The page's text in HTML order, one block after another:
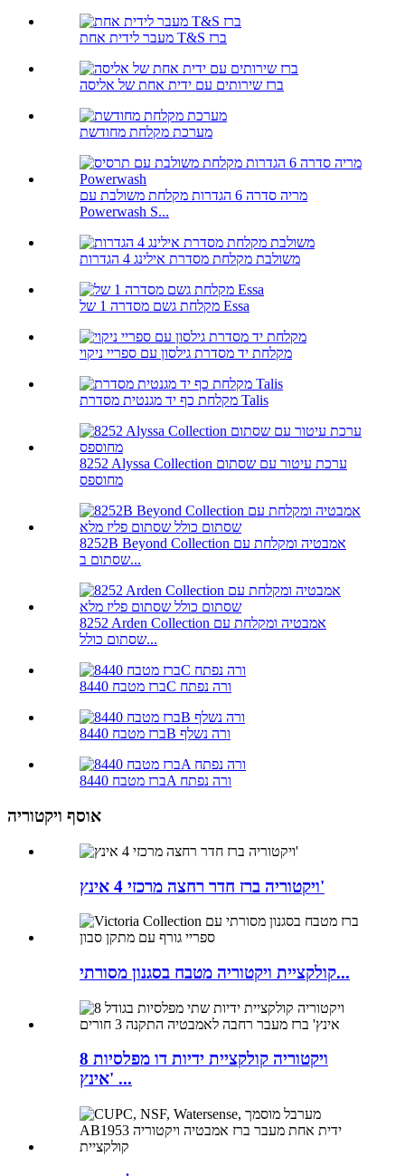
מעבר לידית אחת T&S ברז
ברז שירותים עם ידית אחת של אליסה
מערכת מקלחת מחודשת
מריה סדרה 6 הגדרות מקלחת משולבת עם
Powerwash S...
משולבת מקלחת מסדרת אילינג 4 הגדרות
מקלחת גשם מסדרה 1 של Essa
מקלחת יד מסדרת גילסון עם ספריי ניקוי
מקלחת כף יד מגנטית מסדרת Talis
8252 Alyssa Collection ערכת עיטור עם שסתום
מחוספס
8252B Beyond Collection אמבטיה ומקלחת עם
שסתום ב...
8252 Arden Collection אמבטיה ומקלחת עם
שסתום כולל...
ברז מטבח 8440C ורה נפתח
ברז מטבח 8440B ורה נשלף
ברז מטבח 8440A ורה נפתח
אוסף ויקטוריה
ויקטוריה ברז חדר רחצה מרכזי 4 אינץ'
קולקציית ויקטוריה מטבח בסגנון מסורתי...
ויקטוריה קולקציית ידיות דו מפלסיות 8
אינץ' ...